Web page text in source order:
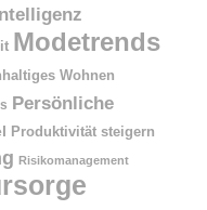
Modetrends
Wohnen
Persönliche
Produktivität steigern
Risikomanagement